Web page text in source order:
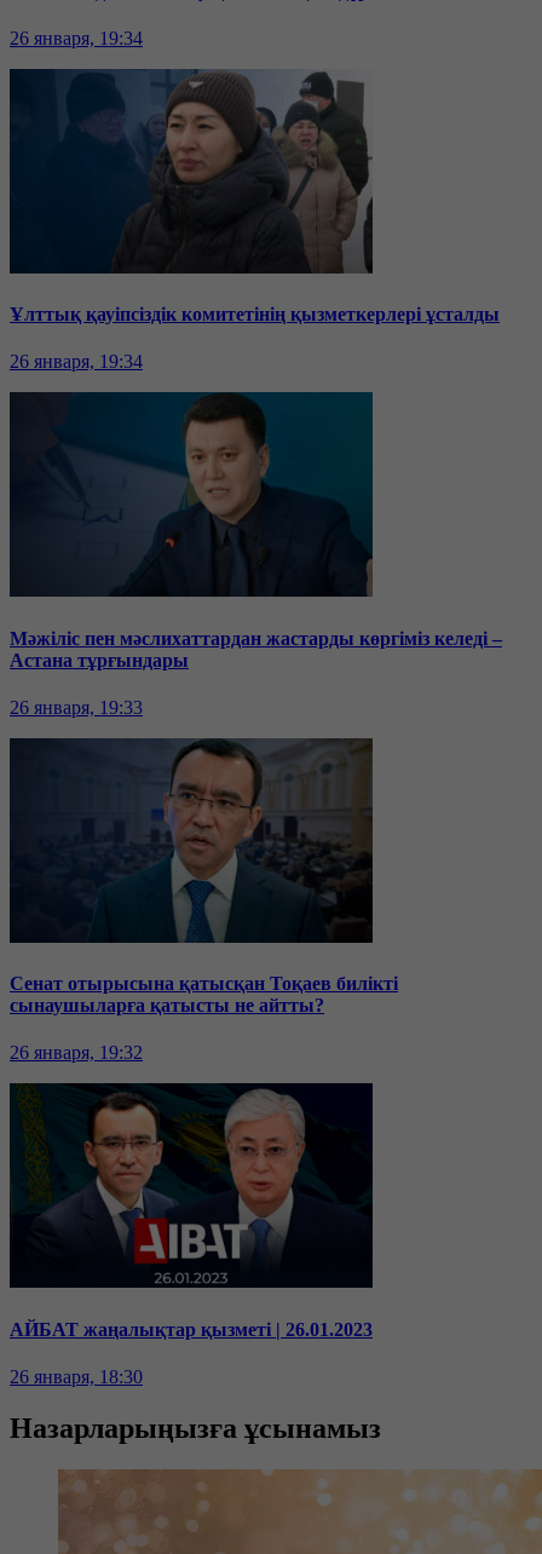
26 января, 19:34
Ұлттық қауіпсіздік комитетінің қызметкерлері ұсталды
26 января, 19:34
Мәжіліс пен мәслихаттардан жастарды көргіміз келеді –
Астана тұрғындары
26 января, 19:33
Сенат отырысына қатысқан Тоқаев билікті
сынаушыларға қатысты не айтты?
26 января, 19:32
АЙБАТ жаңалықтар қызметі | 26.01.2023
26 января, 18:30
Назарларыңызға ұсынамыз